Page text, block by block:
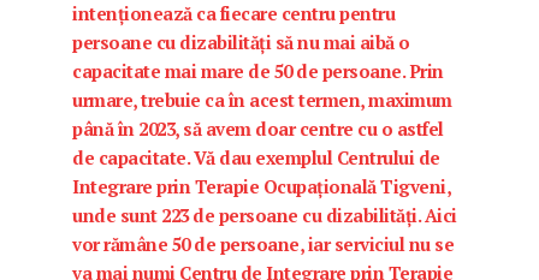
intenționează ca fiecare centru pentru
persoane cu dizabilități să nu mai aibă o
capacitate mai mare de 50 de persoane. Prin
urmare, trebuie ca în acest termen, maximum
până în 2023, să avem doar centre cu o astfel
de capacitate. Vă dau exemplul Centrului de
Integrare prin Terapie Ocupațională Tigveni,
unde sunt 223 de persoane cu dizabilități. Aici
vor rămâne 50 de persoane, iar serviciul nu se
va mai numi Centru de Integrare prin Terapie